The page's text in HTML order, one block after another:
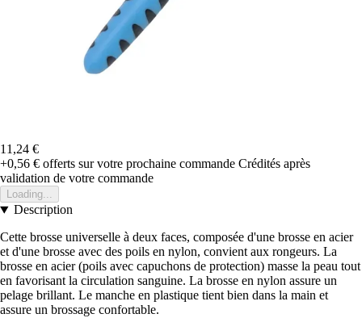
11,24 €
+0,56 € offerts sur votre prochaine commande Crédités après
validation de votre commande
Loading...
Description
Cette brosse universelle à deux faces, composée d'une brosse en acier
et d'une brosse avec des poils en nylon, convient aux rongeurs. La
brosse en acier (poils avec capuchons de protection) masse la peau tout
en favorisant la circulation sanguine. La brosse en nylon assure un
pelage brillant. Le manche en plastique tient bien dans la main et
assure un brossage confortable.